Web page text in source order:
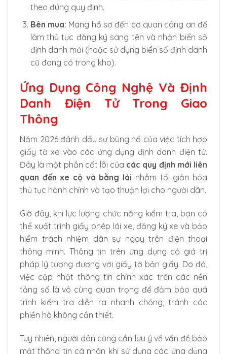
theo đúng quy định.
Bên mua: Mang hồ sơ đến cơ quan công an để
làm thủ tục đăng ký sang tên và nhận biển số
định danh mới (hoặc sử dụng biển số định danh
cũ đang có trong kho).
Ứng Dụng Công Nghệ Và Định
Danh Điện Tử Trong Giao
Thông
Năm 2026 đánh dấu sự bùng nổ của việc tích hợp
giấy tờ xe vào các ứng dụng định danh điện tử.
Đây là một phần cốt lõi của các quy định mới liên
quan đến xe cộ và bằng lái nhằm tối giản hóa
thủ tục hành chính và tạo thuận lợi cho người dân.
Giờ đây, khi lực lượng chức năng kiểm tra, bạn có
thể xuất trình giấy phép lái xe, đăng ký xe và bảo
hiểm trách nhiệm dân sự ngay trên điện thoại
thông minh. Thông tin trên ứng dụng có giá trị
pháp lý tương đương với giấy tờ bản giấy. Do đó,
việc cập nhật thông tin chính xác trên các nền
tảng số là vô cùng quan trọng để đảm bảo quá
trình kiểm tra diễn ra nhanh chóng, tránh các
phiền hà không cần thiết.
Tuy nhiên, người dân cũng cần lưu ý về vấn đề bảo
mật thông tin cá nhân khi sử dụng các ứng dụng